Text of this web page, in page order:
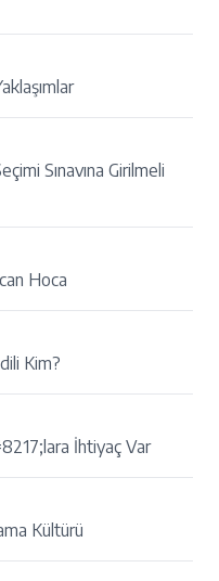
Sınavına Girilmeli
Hoca
Kim?
İhtiyaç Var
Kültürü